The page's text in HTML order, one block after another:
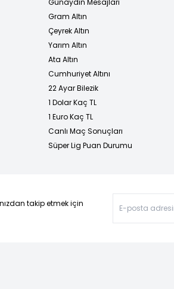
Gram Altın
Çeyrek Altın
Yarım Altın
Ata Altın
Cumhuriyet Altını
22 Ayar Bilezik
1 Dolar Kaç TL
1 Euro Kaç TL
Canlı Maç Sonuçları
Süper Lig Puan Durumu
takip etmek için